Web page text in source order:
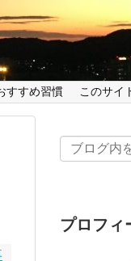
すすめ習慣 このサイ
プロフィ